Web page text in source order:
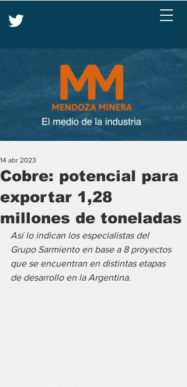
Cobre: potencial para
exportar 1,28
millones de toneladas
14 abr 2023
Así lo indican los especialistas del
Grupo Sarmiento en base a 8 proyectos
que se encuentran en distintas etapas
de desarrollo en la Argentina.